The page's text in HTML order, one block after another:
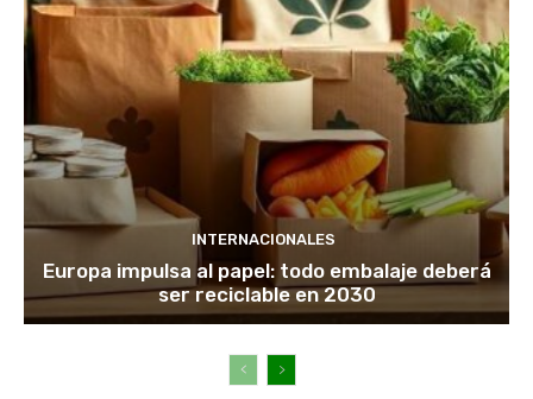
INTERNACIONALES
Europa impulsa al papel: todo embalaje deberá
ser reciclable en 2030